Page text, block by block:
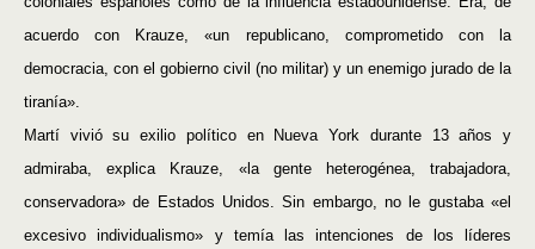
acuerdo con Krauze, «un republicano, comprometido con la
democracia, con el gobierno civil (no militar) y un enemigo jurado de la
tiranía».
Martí vivió su exilio político en Nueva York durante 13 años y
admiraba, explica Krauze, «la gente heterogénea, trabajadora,
conservadora» de Estados Unidos. Sin embargo, no le gustaba «el
excesivo individualismo» y temía las intenciones de los líderes